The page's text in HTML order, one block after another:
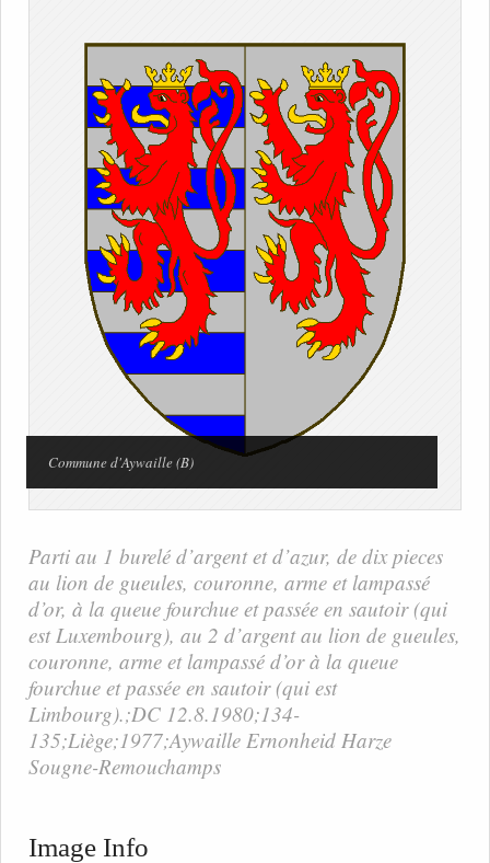
Commune d'Aywaille (B)
Parti au 1 burelé d’argent et d’azur, de dix pieces
au lion de gueules, couronne, arme et lampassé
d’or, à la queue fourchue et passée en sautoir (qui
est Luxembourg), au 2 d’argent au lion de gueules,
couronne, arme et lampassé d’or à la queue
fourchue et passée en sautoir (qui est
Limbourg).;DC 12.8.1980;134-
135;Liège;1977;Aywaille Ernonheid Harze
Sougne-Remouchamps
Image Info